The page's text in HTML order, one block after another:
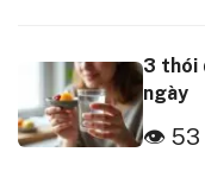
3 thói
ngày
👁 53